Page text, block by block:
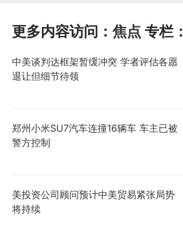
更多内容访问： 焦点 专栏：
中美谈判达框架暂缓冲突 学者评估各愿
退让但细节待领
郑州小米SU7汽车连撞16辆车 车主已被
警方控制
美投资公司顾问预计中美贸易紧张局势
将持续